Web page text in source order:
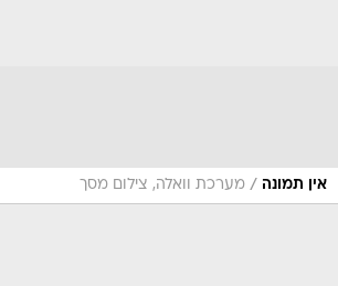
אין תמונה / מערכת וואלה, צילום מסך